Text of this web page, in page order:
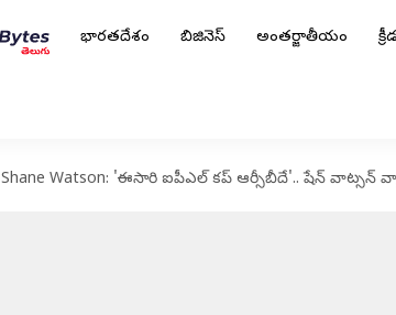
భారతదేశం బిజినెస్ అంతర్జాతీయం
Shane Watson: 'ఈసారి ఐపీఎల్ కప్ ఆర్సీబీదే'.. షేన్ వాట్సన్